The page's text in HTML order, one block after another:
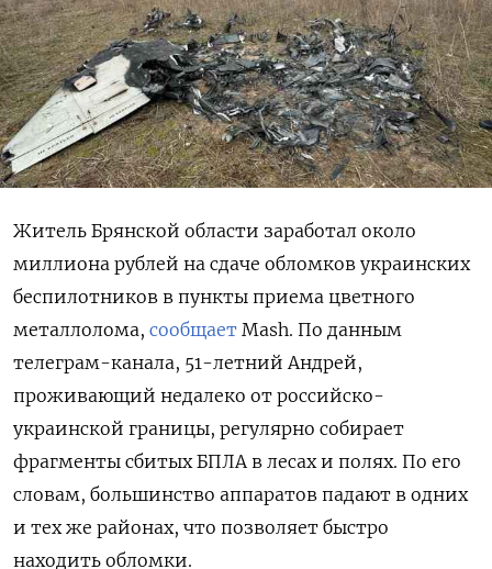
Житель Брянской области заработал около
миллиона рублей на сдаче обломков украинских
беспилотников в пункты приема цветного
металлолома, сообщает Mash. По данным
телеграм-канала, 51-летний Андрей,
проживающий недалеко от российско-
украинской границы, регулярно собирает
фрагменты сбитых БПЛА в лесах и полях. По его
словам, большинство аппаратов падают в одних
и тех же районах, что позволяет быстро
находить обломки.